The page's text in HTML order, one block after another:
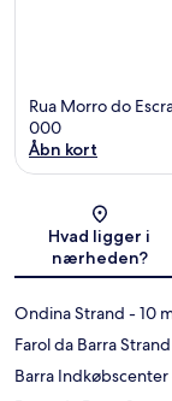
Rua Morro do
000
Åbn kort
Hvad ligger i
nærheden?
Ondina Strand - 10
Farol da Barra Strand
Barra Indkøbscenter